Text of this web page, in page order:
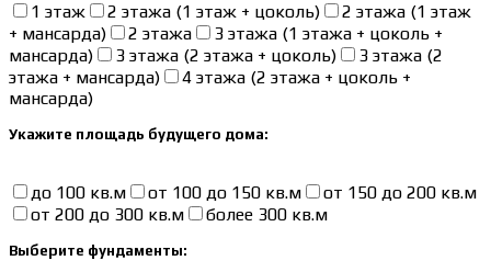
1 этаж 2 этажа (1 этаж + цоколь)
2 этажа (1 этаж
+ мансарда)
2 этажа
3 этажа (1 этажа + цоколь +
мансарда)
3 этажа (2 этажа + цоколь)
3 этажа (2
этажа + мансарда)
4 этажа (2 этажа + цоколь +
мансарда)
Укажите площадь будущего дома:
до 100 кв.м от 100 до 150 кв.м
от 150 до 200 кв.м
от 200 до 300 кв.м
более 300 кв.м
Выберите фундаменты: